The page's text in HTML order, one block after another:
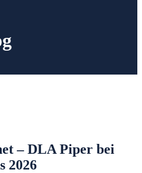
– DLA Piper bei
2026